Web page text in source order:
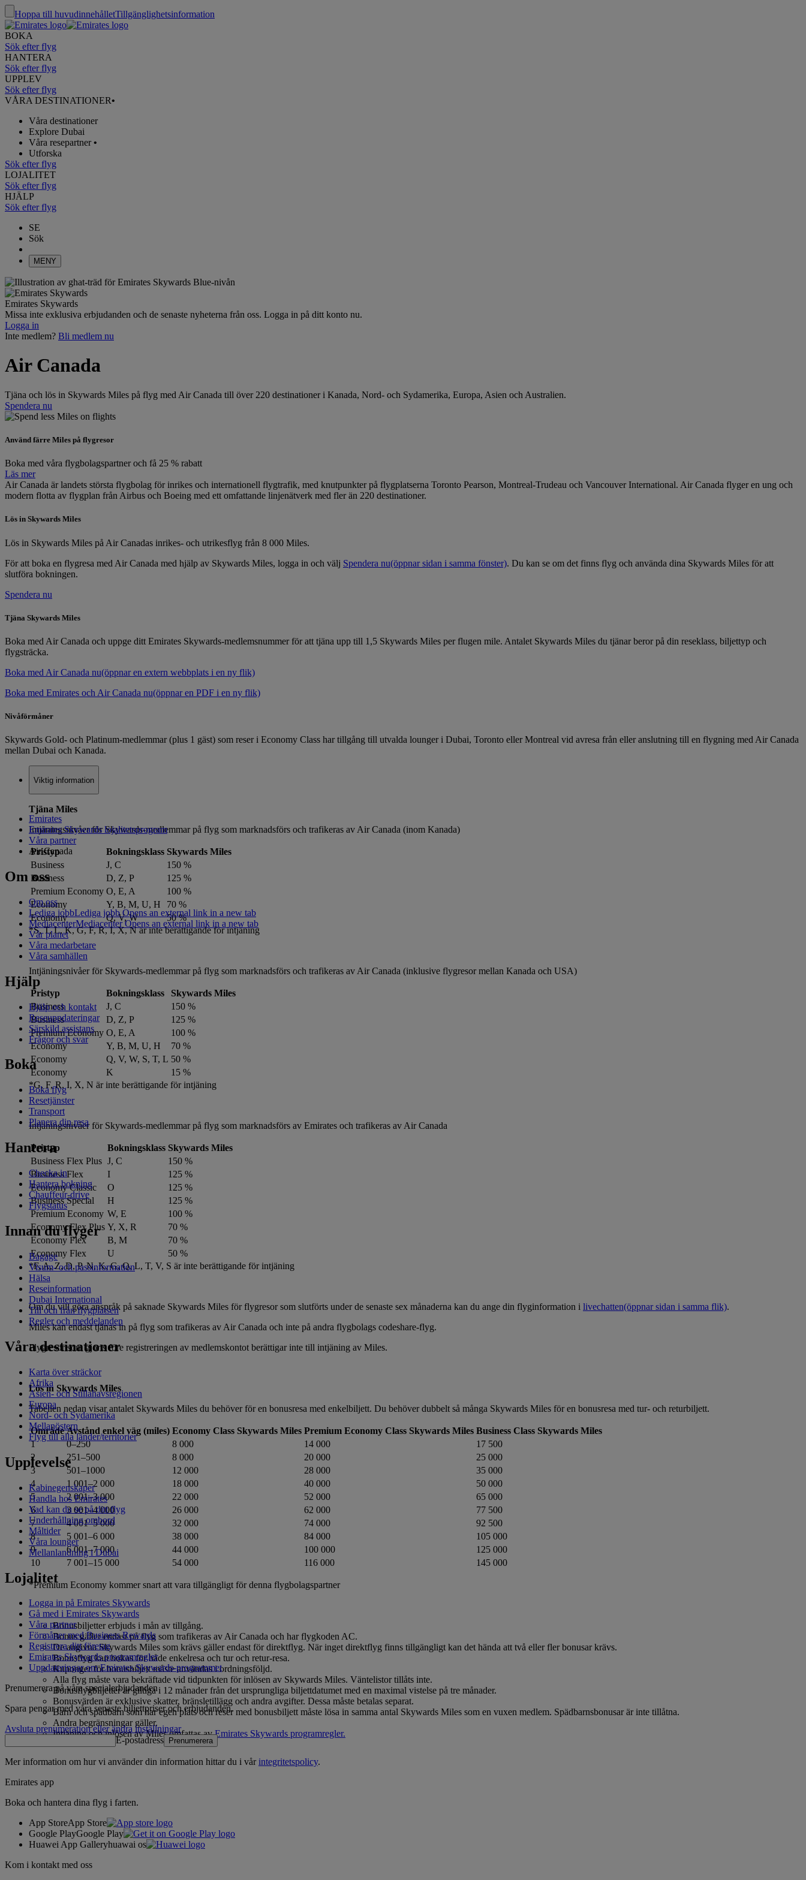
Hoppa till huvudinnehålletTillgänglighetsinformation
BOKA
Sök efter flyg
HANTERA
Sök efter flyg
UPPLEV
Sök efter flyg
VÅRA DESTINATIONER•
Våra destinationer
Explore Dubai
Våra resepartner •
Utforska
Sök efter flyg
LOJALITET
Sök efter flyg
HJÄLP
Sök efter flyg
SE
Sök
MENY
Emirates Skywards
Missa inte exklusiva erbjudanden och de senaste nyheterna från oss. Logga in på ditt konto nu.
Logga in
Inte medlem? Bli medlem nu
Air Canada
Tjäna och lös in Skywards Miles på flyg med Air Canada till över 220 destinationer i Kanada, Nord- och Sydamerika, Europa, Asien och Australien.
Spendera nu
Använd färre Miles på flygresor
Boka med våra flygbolagspartner och få 25 % rabatt
Läs mer
Air Canada är landets största flygbolag för inrikes och internationell flygtrafik, med knutpunkter på flygplatserna Toronto Pearson, Montreal-Trudeau och Vancouver International. Air Canada flyger en ung och
modern flotta av flygplan från Airbus och Boeing med ett omfattande linjenätverk med fler än 220 destinationer.
Lös in Skywards Miles
Lös in Skywards Miles på Air Canadas inrikes- och utrikesflyg från 8 000 Miles.
För att boka en flygresa med Air Canada med hjälp av Skywards Miles, logga in och välj Spendera nu(öppnar sidan i samma fönster). Du kan se om det finns flyg och använda dina Skywards Miles för att
slutföra bokningen.
Spendera nu
Tjäna Skywards Miles
Boka med Air Canada och uppge ditt Emirates Skywards-medlemsnummer för att tjäna upp till 1,5 Skywards Miles per flugen mile. Antalet Skywards Miles du tjänar beror på din reseklass, biljettyp och
flygsträcka.
Boka med Air Canada nu(öppnar en extern webbplats i en ny flik)
Boka med Emirates och Air Canada nu(öppnar en PDF i en ny flik)
Nivåförmåner
Skywards Gold- och Platinum-medlemmar (plus 1 gäst) som reser i Economy Class har tillgång till utvalda lounger i Dubai, Toronto eller Montreal vid avresa från eller anslutning till en flygning med Air Canada
mellan Dubai och Kanada.
Viktig information
Tjäna Miles
Intjäningsnivåer för Skywards-medlemmar på flyg som marknadsförs och trafikeras av Air Canada (inom Kanada)
Pristyp Bokningsklass Skywards Miles
Business
J, C
150 %
Business
D, Z, P
125 %
Premium Economy O, E, A
100 %
Economy
Y, B, M, U, H
70 %
Economy
Q, V, W
50 %
*S, T, L, K, G, F, R, I, X, N är inte berättigande för intjäning
Intjäningsnivåer för Skywards-medlemmar på flyg som marknadsförs och trafikeras av Air Canada (inklusive flygresor mellan Kanada och USA)
Pristyp Bokningsklass
Skywards Miles
Business
J, C
150 %
Business
D, Z, P
125 %
Premium Economy O, E, A
100 %
Economy
Y, B, M, U, H
70 %
Economy
Q, V, W, S, T, L 50 %
Economy
K
15 %
*G, F, R, I, X, N är inte berättigande för intjäning
Intjäningsnivåer för Skywards-medlemmar på flyg som marknadsförs av Emirates och trafikeras av Air Canada
Pristyp Bokningsklass Skywards Miles
Business Flex Plus J, C
150 %
Business Flex
I
125 %
Economy Classic
O
125 %
Business Special
H
125 %
Premium Economy W, E
100 %
Economy Flex Plus Y, X, R
70 %
Economy Flex
B, M
70 %
Economy Flex
U
50 %
*F, A, Z, D, P, N, K, G, Q, L, T, V, S är inte berättigande för intjäning
Om du vill göra anspråk på saknade Skywards Miles för flygresor som slutförts under de senaste sex månaderna kan du ange din flyginformation i livechatten(öppnar sidan i samma flik).
Miles kan endast tjänas in på flyg som trafikeras av Air Canada och inte på andra flygbolags codeshare-flyg.
Flygresor som gjorts före registreringen av medlemskontot berättigar inte till intjäning av Miles.
Lös in Skywards Miles
Tabellen nedan visar antalet Skywards Miles du behöver för en bonusresa med enkelbiljett. Du behöver dubbelt så många Skywards Miles för en bonusresa med tur- och returbiljett.
Område Avstånd enkel väg (miles) Economy Class Skywards Miles Premium Economy Class Skywards Miles Business Class Skywards Miles
1
0–250 8 000 14 000
17 500
2
251–500 8 000 20 000
25 000
3
501–1000 12 000 28 000
35 000
4
1 001–2 000 18 000 40 000
50 000
5
2 001–3 000 22 000 52 000
65 000
6
3 001–4 000 26 000 62 000
77 500
7
4 001–5 000 32 000 74 000
92 500
8
5 001–6 000 38 000 84 000
105 000
9
6 001–7 000 44 000 100 000
125 000
10
7 001–15 000 54 000 116 000 145 000
*Premium Economy kommer snart att vara tillgängligt för denna flygbolagspartner
Bonusbiljetter erbjuds i mån av tillgång.
Bonus gäller endast på flyg som trafikeras av Air Canada och har flygkoden AC.
De angivna Skywards Miles som krävs gäller endast för direktflyg. När inget direktflyg finns tillgängligt kan det hända att två eller fler bonusar krävs.
Bonusflyg kan bokas för både enkelresa och tur och retur-resa.
Kuponger för bonusbiljett måste användas i ordningsföljd.
Alla flyg måste vara bekräftade vid tidpunkten för inlösen av Skywards Miles. Väntelistor tillåts inte.
Bonusflygbiljetter är giltiga i 12 månader från det ursprungliga biljettdatumet med en maximal vistelse på tre månader.
Bonusvärden är exklusive skatter, bränsletillägg och andra avgifter. Dessa måste betalas separat.
Barn och spädbarn som har egen plats och reser med bonusbiljett måste lösa in samma antal Skywards Miles som en vuxen medlem. Spädbarnsbonusar är inte tillåtna.
Andra begränsningar gäller.
Intjäning och inlösen av Miles omfattas avEmirates Skywards programregler.
Emirates
Emirates Skywards lojalitetsprogram
Våra partner
Air Canada
Om oss
Om oss
Lediga jobbLediga jobb Opens an external link in a new tab
MediacenterMediacenter Opens an external link in a new tab
Vår planet
Våra medarbetare
Våra samhällen
Hjälp
Hjälp och kontakt
Reseuppdateringar
Särskild assistans
Frågor och svar
Boka
Boka flyg
Resetjänster
Transport
Planera din resa
Hantera
Checka in
Hantera bokning
Chauffeur-drive
Flygstatus
Innan du flyger
Bagage
Visum- och passinformation
Hälsa
Reseinformation
Dubai International
Till och från flygplatsen
Regler och meddelanden
Våra destinationer
Karta över sträckor
Afrika
Asien- och Stillahavsregionen
Europa
Nord- och Sydamerika
Mellanöstern
Flyg till alla länder/territorier
Upplevelse
Kabinegenskaper
Handla hos Emirates
Vad kan du se på ditt flyg
Underhållning ombord
Måltider
Våra lounger
Mellanlandning i Dubai
Lojalitet
Logga in på Emirates Skywards
Gå med i Emirates Skywards
Våra partner
Förmåner med Business Rewards
Registrera ditt företag
Emirates Skywards programregler
Uppdateringar om Emirates Skywards-programmet
Prenumerera på våra specialerbjudanden
Spara pengar med våra senaste biljettpriser och erbjudanden.
Avsluta prenumeration eller ändra inställningar
E-postadress
Prenumerera
Mer information om hur vi använder din information hittar du i vårintegritetspolicy.
Emirates app
Boka och hantera dina flyg i farten.
App StoreApp Store
Google PlayGoogle Play
Huawei App Galleryhuawai os
Kom i kontakt med oss